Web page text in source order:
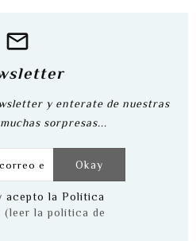
y enterate de nuestras
sorpresas...
acepto la Política
(leer la política de